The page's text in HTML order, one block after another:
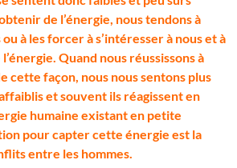
de l’énergie, nous tendons à
à les forcer à s’intéresser à nous et à
Quand nous réussissons à
cette façon, nous nous sentons plus
et souvent ils réagissent en
humaine existant en petite
pour capter cette énergie est la
entre les hommes.